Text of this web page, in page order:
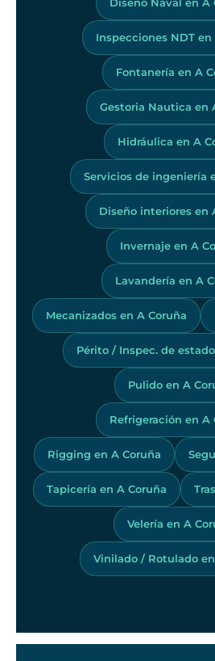
Inspecciones NDT en
Fontanería en A
Gestoria Nautica en
Hidráulica en A
Servicios de ingeniería
Diseño interiores en
Invernaje en A
Lavandería en A
Mecanizados en A Coruña
Périto / Inspec. de
Pulido en A
Refrigeración en A
Rigging en A Coruña
Tapicería en A Coruña
Velería en A
Vinilado / Rotulado